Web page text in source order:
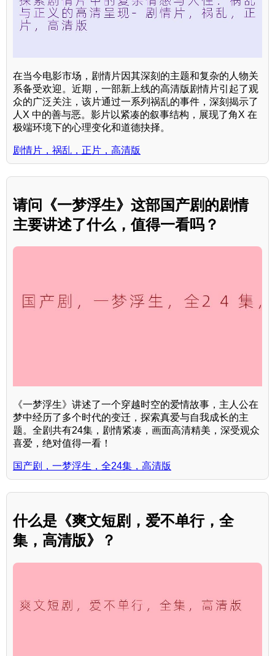
在当今电影市场，剧情片因其深刻的主题和复杂的人物关
系备受欢迎。近期，一部新上线的高清版剧情片引起了观
众的广泛关注，该片通过一系列祸乱的事件，深刻揭示了
人X 中的善与恶。影片以紧凑的叙事结构，展现了角X 在
极端环境下的心理变化和道德抉择。
剧情片，祸乱，正片，高清版
请问《一梦浮生》这部国产剧的剧情
主要讲述了什么，值得一看吗？
《一梦浮生》讲述了一个穿越时空的爱情故事，主人公在
梦中经历了多个时代的变迁，探索真爱与自我成长的主
题。全剧共有24集，剧情紧凑，画面高清精美，深受观众
喜爱，绝对值得一看！
国产剧，一梦浮生，全24集，高清版
什么是《爽文短剧，爱不单行，全
集，高清版》？